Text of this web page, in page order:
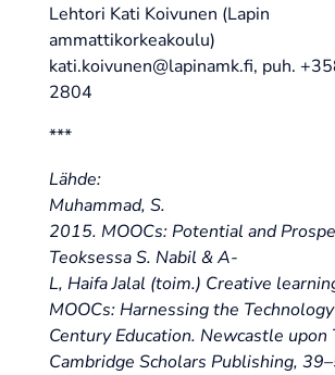
Lehtori Kati Koivunen (Lapin
ammattikorkeakoulu)
kati.koivunen@lapinamk.fi, puh.
2804
***
Lähde:
Muhammad, S.
2015. MOOCs: Potential and
Teoksessa S. Nabil & A-
L, Haifa Jalal (toim.) Creative
MOOCs: Harnessing the
Century Education. Newcastle upon
Cambridge Scholars Publishing,